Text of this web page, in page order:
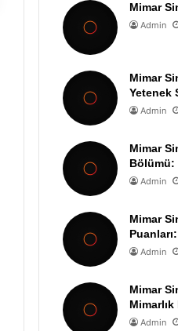
Mimar
Admin
Mimar
Yetenek
Admin
Mimar
Bölümü:
Admin
Mimar
Admin
Mimar
Admin